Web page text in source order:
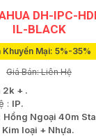
DH-IPC-
IL-BLACK
Khuyến Mại: 5%-35%
Giá Bán: Liên Hệ
2k + .
: IP.
Hồng Ngoại 40m
Kim loại + Nhựa.